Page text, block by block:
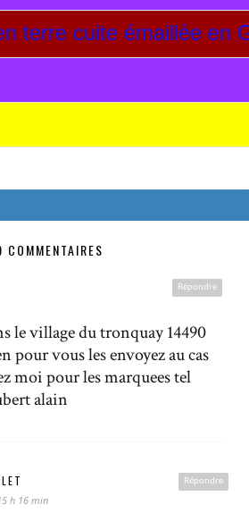
terre cuite émaillée en
COMMENTAIRES
Répondre
le village du tronquay 14490
pour vous les envoyez au cas
moi pour les marquees tel
alain
Répondre
h 16 min